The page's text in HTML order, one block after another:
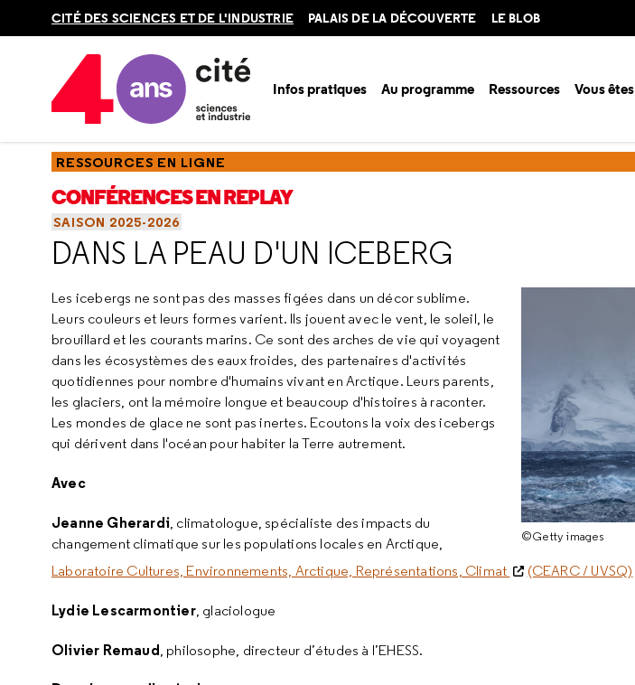
CITÉ DES SCIENCES ET DE L'INDUSTRIE PALAIS DE LA DÉCOUVERTE LE BLOB
Infos pratiques Au programme Ressources Vous êtes
Accueil Ressources
RESSOURCES EN LIGNE
CONFÉRENCES EN REPLAY
SAISON 2025-2026
DANS LA PEAU D'UN ICEBERG
©Getty images
Les icebergs ne sont pas des masses figées dans un décor sublime.
Leurs couleurs et leurs formes varient. Ils jouent avec le vent, le soleil, le
brouillard et les courants marins. Ce sont des arches de vie qui voyagent
dans les écosystèmes des eaux froides, des partenaires d'activités
quotidiennes pour nombre d'humains vivant en Arctique. Leurs parents,
les glaciers, ont la mémoire longue et beaucoup d'histoires à raconter.
Les mondes de glace ne sont pas inertes. Ecoutons la voix des icebergs
qui dérivent dans l'océan pour habiter la Terre autrement.
Avec
Jeanne Gherardi, climatologue, spécialiste des impacts du
changement climatique sur les populations locales en Arctique,
Laboratoire Cultures, Environnements, Arctique, Représentations, Climat
(CEARC / UVSQ)
Lydie Lescarmontier, glaciologue
Olivier Remaud, philosophe, directeur d’études à l’EHESS.